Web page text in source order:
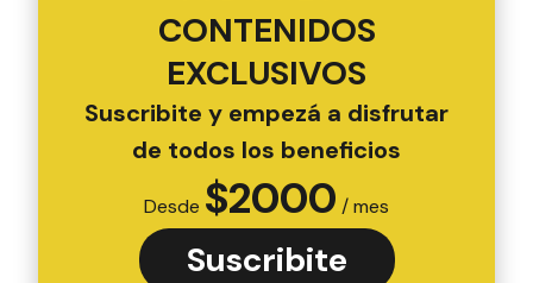
CONTENIDOS
EXCLUSIVOS
Suscribite y empezá a disfrutar
de todos los beneficios
Desde $2000 / mes
Suscribite